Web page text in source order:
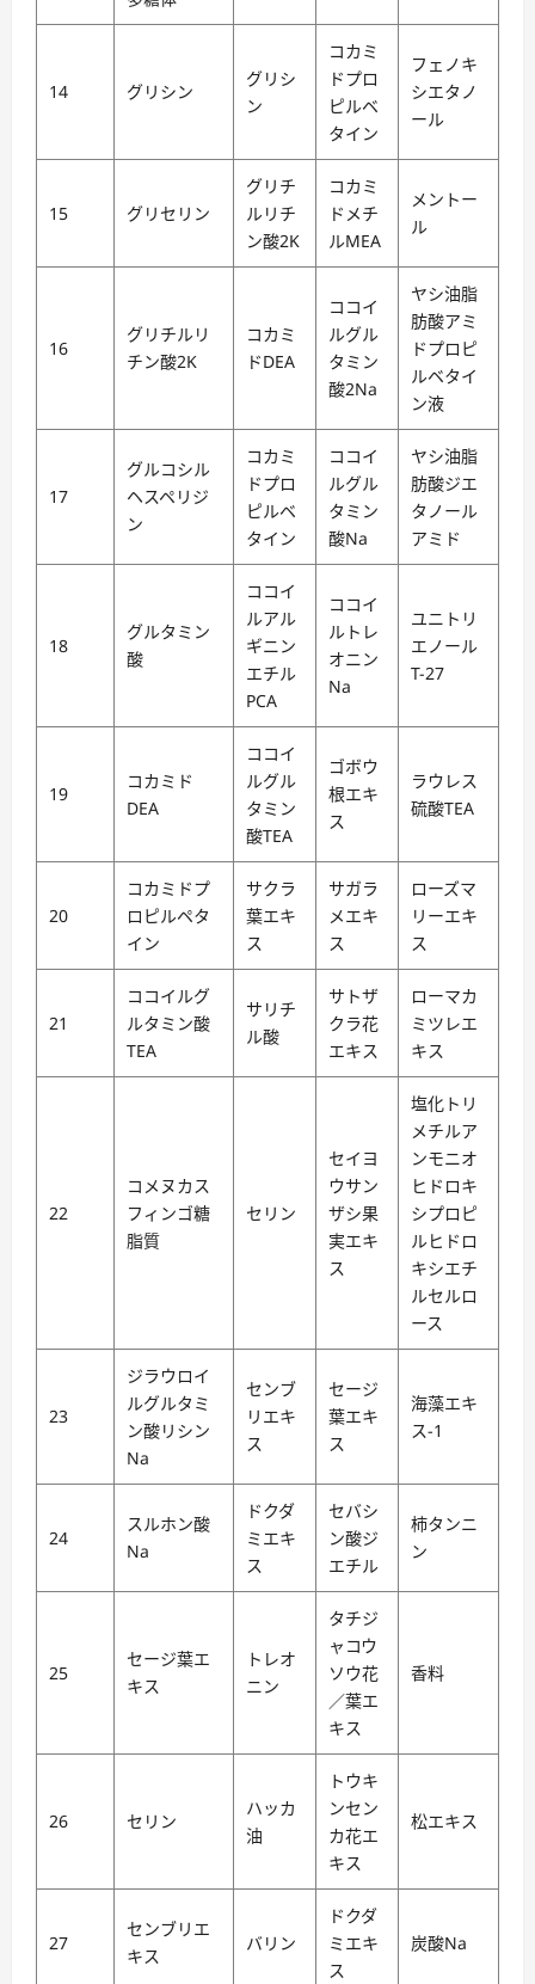
14 グリシン
グリシ
ン
コカミ
ドプロ
ピルベ
タイン
フェノキ
シエタノ
ール
15 グリセリン
グリチ
ルリチ
ン酸2K
コカミ
ドメチ
ルMEA
メントー
ル
16
グリチルリ
チン酸2K
コカミ
ドDEA
ココイ
ルグル
タミン
酸2Na
ヤシ油脂
肪酸アミ
ドプロピ
ルベタイ
ン液
17
グルコシル
ヘスペリジ
ン
コカミ
ドプロ
ピルベ
タイン
ココイ
ルグル
タミン
酸Na
ヤシ油脂
肪酸ジエ
タノール
アミド
18
グルタミン
酸
ココイ
ルアル
ギニン
エチル
PCA
ココイ
ルトレ
オニン
Na
ユニトリ
エノール
T-27
19
コカミド
DEA
ココイ
ルグル
タミン
酸TEA
ゴボウ
根エキ
ス
ラウレス
硫酸TEA
20
コカミドプ
ロピルペタ
イン
サクラ
葉エキ
ス
サガラ
メエキ
ス
ローズマ
リーエキ
ス
21
ココイルグ
ルタミン酸
TEA
サリチ
ル酸
サトザ
クラ花
エキス
ローマカ
ミツレエ
キス
22
コメヌカス
フィンゴ糖
脂質
セリン
セイヨ
ウサン
ザシ果
実エキ
ス
塩化トリ
メチルア
ンモニオ
ヒドロキ
シプロピ
ルヒドロ
キシエチ
ルセルロ
ース
23
ジラウロイ
ルグルタミ
ン酸リシン
Na
センブ
リエキ
ス
セージ
葉エキ
ス
海藻エキ
ス-1
24
スルホン酸
Na
ドクダ
ミエキ
ス
セバシ
ン酸ジ
エチル
柿タンニ
ン
25
セージ葉エ
キス
トレオ
ニン
タチジ
ャコウ
ソウ花
／葉エ
キス
香料
26 セリン
ハッカ
油
トウキ
ンセン
カ花エ
キス
松エキス
27
センブリエ
キス
バリン
ドクダ
ミエキ
ス
炭酸Na